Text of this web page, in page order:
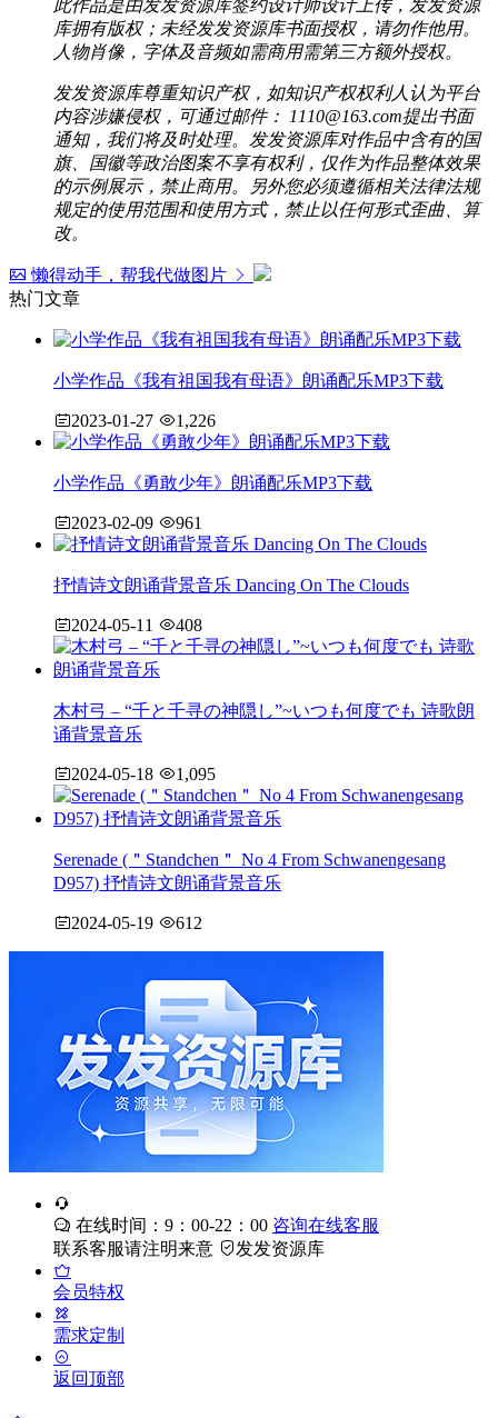
此作品是由发发资源库签约设计师设计上传，发发资源
库拥有版权；未经发发资源库书面授权，请勿作他用。
人物肖像，字体及音频如需商用需第三方额外授权。
发发资源库尊重知识产权，如知识产权权利人认为平台
内容涉嫌侵权，可通过邮件： 1110@163.com提出书面
通知，我们将及时处理。发发资源库对作品中含有的国
旗、国徽等政治图案不享有权利，仅作为作品整体效果
的示例展示，禁止商用。另外您必须遵循相关法律法规
规定的使用范围和使用方式，禁止以任何形式歪曲、算
改。
懒得动手，帮我代做图片
热门文章
小学作品《我有祖国我有母语》朗诵配乐MP3下载
2023-01-27 1,226
小学作品《勇敢少年》朗诵配乐MP3下载
2023-02-09 961
抒情诗文朗诵背景音乐 Dancing On The Clouds
2024-05-11 408
木村弓 – “千と千寻の神隠し”~いつも何度でも 诗歌朗
诵背景音乐
2024-05-18 1,095
Serenade (＂Standchen＂ No 4 From Schwanengesang
D957) 抒情诗文朗诵背景音乐
2024-05-19 612
在线时间：9：00-22：00 咨询在线客服
联系客服请注明来意
发发资源库
会员特权
需求定制
返回顶部